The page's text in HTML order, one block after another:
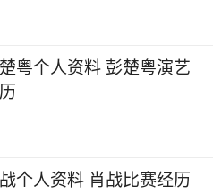
君演艺经历
粤个人资料 彭楚粤演艺
个人资料 肖战比赛经历